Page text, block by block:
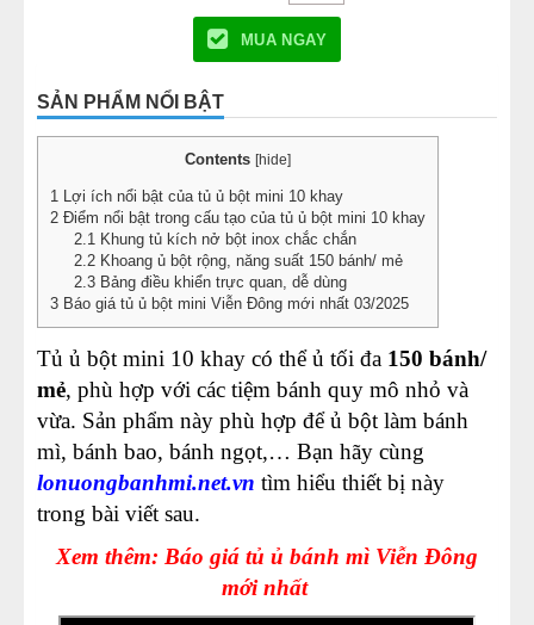
MUA NGAY
SẢN PHẨM NỔI BẬT
Contents [hide]
1
Lợi ích nổi bật của tủ ủ bột mini 10 khay
2 Điểm nổi bật trong cấu tạo của tủ ủ bột mini 10 khay
2.1 Khung tủ kích nở bột inox chắc chắn
2.2Khoang ủ bột rộng, năng suất 150 bánh/ mẻ
2.3Bảng điều khiển trực quan, dễ dùng
3 Báo giá tủ ủ bột mini Viễn Đông mới nhất 03/2025
Tủ ủ bột mini 10 khay có thể ủ tối đa 150 bánh/
mẻ, phù hợp với các tiệm bánh quy mô nhỏ và
vừa. Sản phẩm này phù hợp để ủ bột làm bánh
mì, bánh bao, bánh ngọt,… Bạn hãy cùng
lonuongbanhmi.net.vn tìm hiểu thiết bị này
trong bài viết sau.
Xem thêm: Báo giá tủ ủ bánh mì Viễn Đông
mới nhất